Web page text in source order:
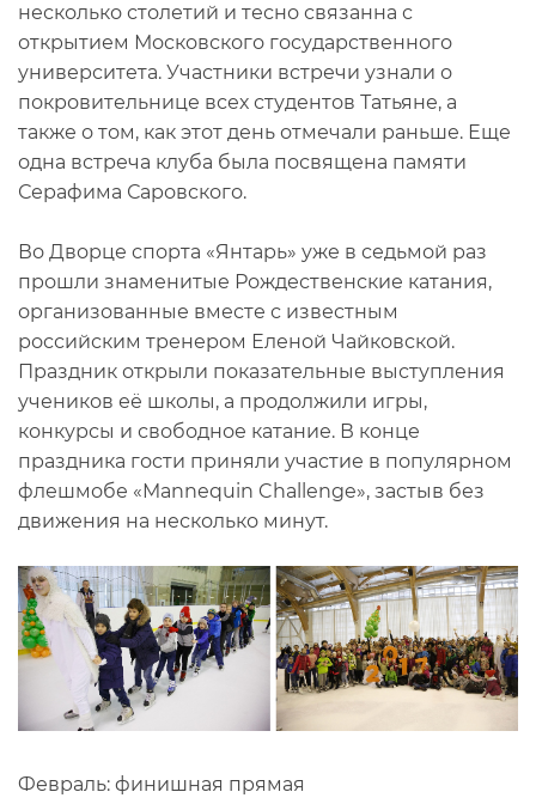
несколько столетий и тесно связанна с
открытием Московского государственного
университета. Участники встречи узнали о
покровительнице всех студентов Татьяне, а
также о том, как этот день отмечали раньше. Еще
одна встреча клуба была посвящена памяти
Серафима Саровского.
Во Дворце спорта «Янтарь» уже в седьмой раз
прошли знаменитые Рождественские катания,
организованные вместе с известным
российским тренером Еленой Чайковской.
Праздник открыли показательные выступления
учеников её школы, а продолжили игры,
конкурсы и свободное катание. В конце
праздника гости приняли участие в популярном
флешмобе «Mannequin Challenge», застыв без
движения на несколько минут.
Февраль: финишная прямая